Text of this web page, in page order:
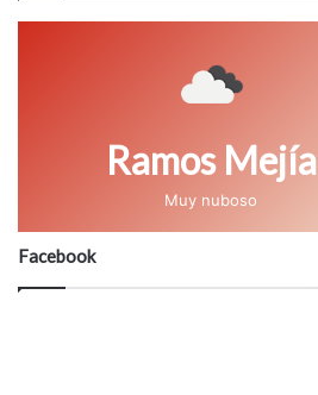
Ramos Mejía
Muy nuboso
Facebook